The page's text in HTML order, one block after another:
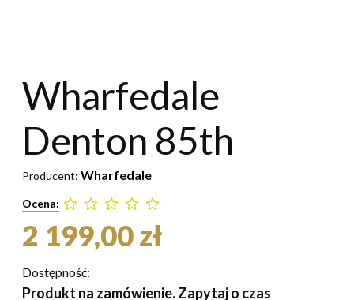
Wharfedale
Denton 85th
Producent: Wharfedale
Ocena:
2 199,00 zł
Dostępność:
Produkt na zamówienie. Zapytaj o czas